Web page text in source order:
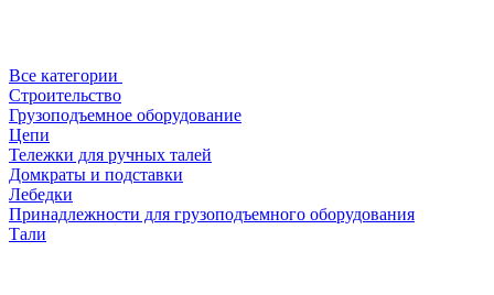
Все категории
Строительство
Грузоподъемное оборудование
Цепи
Тележки для ручных талей
Домкраты и подставки
Лебедки
Принадлежности для грузоподъемного оборудования
Тали